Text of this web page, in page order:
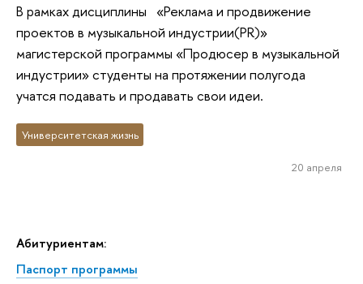
Абитуриентам:
Паспорт программы
В рамках дисциплины «Реклама и продвижение
проектов в музыкальной индустрии(PR)»
магистерской программы «Продюсер в музыкальной
индустрии» студенты на протяжении полугода
учатся подавать и продавать свои идеи.
Университетская жизнь
20 апреля